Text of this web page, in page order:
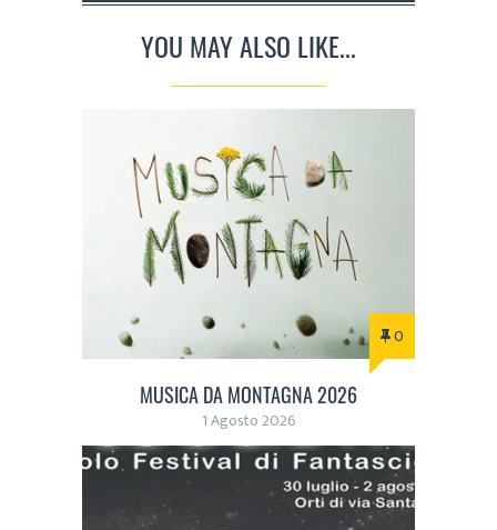
YOU MAY ALSO LIKE...
0
MUSICA DA MONTAGNA 2026
1 Agosto 2026